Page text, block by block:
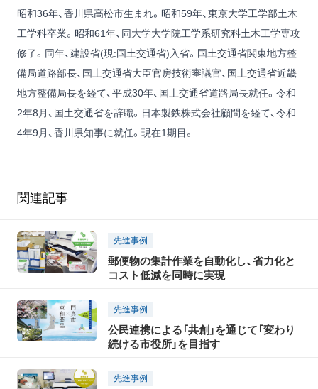
昭和36年、香川県高松市生まれ。昭和59年、東京大学工学部土木
工学科卒業。昭和61年、同大学大学院工学系研究科土木工学専攻
修了。同年、建設省(現:国土交通省)入省。国土交通省関東地方整
備局道路部長、国土交通省大臣官房技術審議官、国土交通省近畿
地方整備局長を経て、平成30年、国土交通省道路局長就任。令和
2年8月、国土交通省を辞職。日本製鉄株式会社顧問を経て、令和
4年9月、香川県知事に就任。現在1期目。
関連記事
先進事例
郵便物の集計作業を自動化し、省力化と
コスト低減を同時に実現
先進事例
公民連携による「共創」を通じて「変わり
続ける市役所」を目指す
先進事例